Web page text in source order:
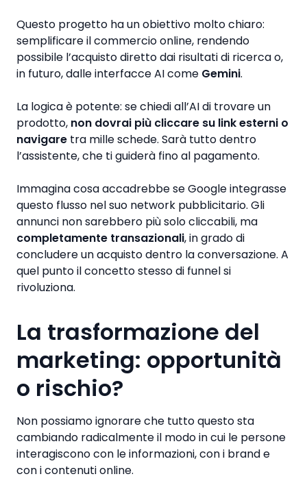
Questo progetto ha un obiettivo molto chiaro:
semplificare il commercio online, rendendo
possibile l’acquisto diretto dai risultati di ricerca o,
in futuro, dalle interfacce AI come Gemini.
La logica è potente: se chiedi all’AI di trovare un
prodotto, non dovrai più cliccare su link esterni o
navigare tra mille schede. Sarà tutto dentro
l’assistente, che ti guiderà fino al pagamento.
Immagina cosa accadrebbe se Google integrasse
questo flusso nel suo network pubblicitario. Gli
annunci non sarebbero più solo cliccabili, ma
completamente transazionali, in grado di
concludere un acquisto dentro la conversazione. A
quel punto il concetto stesso di funnel si
rivoluziona.
La trasformazione del
marketing: opportunità
o rischio?
Non possiamo ignorare che tutto questo sta
cambiando radicalmente il modo in cui le persone
interagiscono con le informazioni, con i brand e
con i contenuti online.